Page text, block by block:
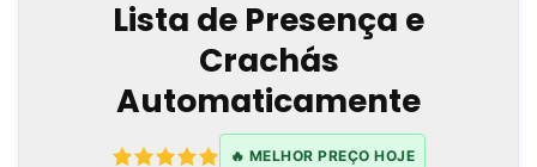
Lista de Presença e
Crachás
Automaticamente
🔥 MELHOR PREÇO HOJE